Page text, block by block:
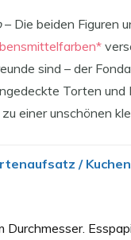
– Die beiden Figuren
sind – der
Torten und
einer unschönen
/
Durchmesser.